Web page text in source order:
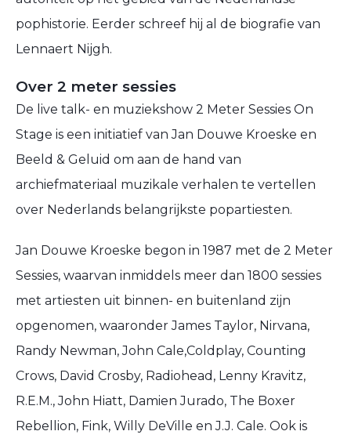
pophistorie. Eerder schreef hij al de biografie van
Lennaert Nijgh.
Over 2 meter sessies
De live talk- en muziekshow 2 Meter Sessies On
Stage is een initiatief van Jan Douwe Kroeske en
Beeld & Geluid om aan de hand van
archiefmateriaal muzikale verhalen te vertellen
over Nederlands belangrijkste popartiesten.
Jan Douwe Kroeske begon in 1987 met de 2 Meter
Sessies, waarvan inmiddels meer dan 1800 sessies
met artiesten uit binnen- en buitenland zijn
opgenomen, waaronder James Taylor, Nirvana,
Randy Newman, John Cale,Coldplay, Counting
Crows, David Crosby, Radiohead, Lenny Kravitz,
R.E.M., John Hiatt, Damien Jurado, The Boxer
Rebellion, Fink, Willy DeVille en J.J. Cale. Ook is